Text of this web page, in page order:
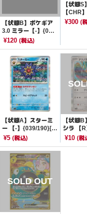
【状態B】ポケギア
3.0 ミラー【-】{015/
024}[sA]
¥120(税込)
【状態
【CHR
[S9a]
¥300 (
【状態A】スターミ
ー 【-】{039/190}[S
V4a]
¥5(税込)
【状態
シラ 【
4}[SV7a]
¥10 (税